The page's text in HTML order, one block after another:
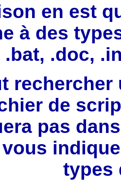
en est
à des
.bat, .doc,
de
pas
types